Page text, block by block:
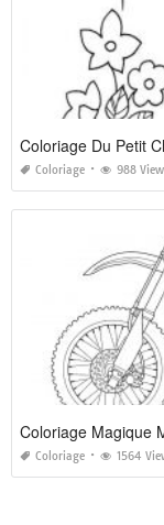
Coloriage Du Petit
Coloriage 988
Coloriage Magique
Coloriage 1564